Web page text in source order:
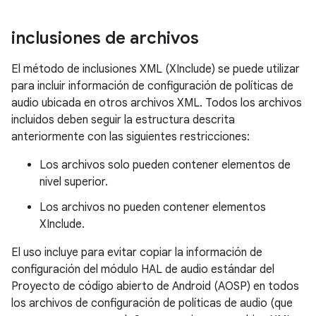
inclusiones de archivos
El método de inclusiones XML (XInclude) se puede utilizar
para incluir información de configuración de políticas de
audio ubicada en otros archivos XML. Todos los archivos
incluidos deben seguir la estructura descrita
anteriormente con las siguientes restricciones:
Los archivos solo pueden contener elementos de
nivel superior.
Los archivos no pueden contener elementos
XInclude.
El uso incluye para evitar copiar la información de
configuración del módulo HAL de audio estándar del
Proyecto de código abierto de Android (AOSP) en todos
los archivos de configuración de políticas de audio (que